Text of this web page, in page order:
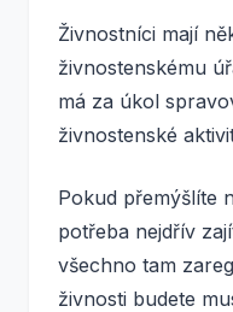
Živnostníci mají
živnostenskému
má za úkol
živnostenské
Pokud přemýšlíte
potřeba nejdřív
všechno tam
živnosti budete